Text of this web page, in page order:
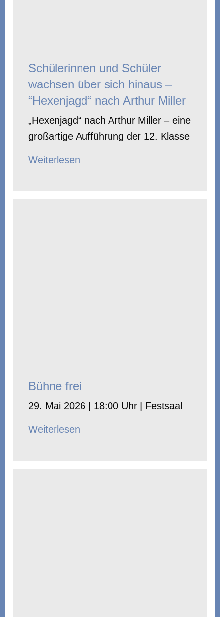
Schülerinnen und Schüler
wachsen über sich hinaus –
“Hexenjagd“ nach Arthur Miller
„Hexenjagd“ nach Arthur Miller – eine
großartige Aufführung der 12. Klasse
Weiterlesen
Bühne frei
29. Mai 2026 | 18:00 Uhr | Festsaal
Weiterlesen